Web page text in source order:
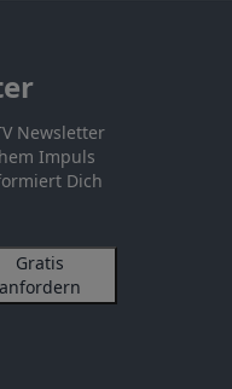
Newsletter
Impuls
Dich
Gratis
anfordern